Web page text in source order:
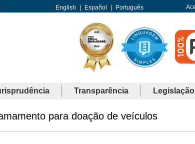
English Español Português
Transparência Legislação
para doação de veículos